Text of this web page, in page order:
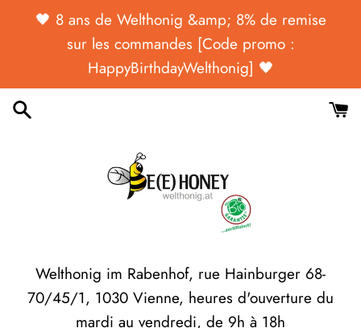
Passer🖤 ​​​​8 ans de Welthonig &amp; 8% de remise
sur les commandes [Code promo :
HappyBirthdayWelthonig] 🖤
Welthonig im Rabenhof, rue Hainburger 68-
70/45/1, 1030 Vienne, heures d'ouverture du
mardi au vendredi, de 9h à 18h